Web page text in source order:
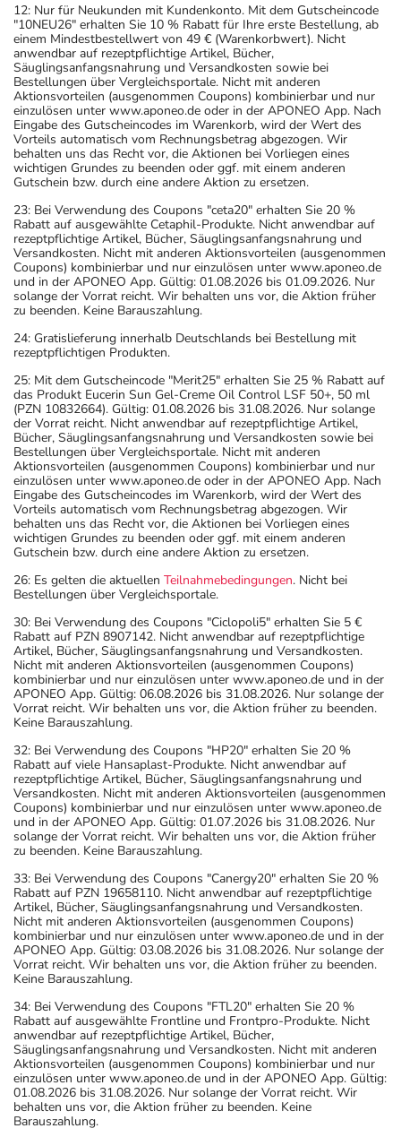
12: Nur für Neukunden mit Kundenkonto. Mit dem Gutscheincode
"10NEU26" erhalten Sie 10 % Rabatt für Ihre erste Bestellung, ab
einem Mindestbestellwert von 49 € (Warenkorbwert). Nicht
anwendbar auf rezeptpflichtige Artikel, Bücher,
Säuglingsanfangsnahrung und Versandkosten sowie bei
Bestellungen über Vergleichsportale. Nicht mit anderen
Aktionsvorteilen (ausgenommen Coupons) kombinierbar und nur
einzulösen unter www.aponeo.de oder in der APONEO App. Nach
Eingabe des Gutscheincodes im Warenkorb, wird der Wert des
Vorteils automatisch vom Rechnungsbetrag abgezogen. Wir
behalten uns das Recht vor, die Aktionen bei Vorliegen eines
wichtigen Grundes zu beenden oder ggf. mit einem anderen
Gutschein bzw. durch eine andere Aktion zu ersetzen.
23: Bei Verwendung des Coupons "ceta20" erhalten Sie 20 %
Rabatt auf ausgewählte Cetaphil-Produkte. Nicht anwendbar auf
rezeptpflichtige Artikel, Bücher, Säuglingsanfangsnahrung und
Versandkosten. Nicht mit anderen Aktionsvorteilen (ausgenommen
Coupons) kombinierbar und nur einzulösen unter www.aponeo.de
und in der APONEO App. Gültig: 01.08.2026 bis 01.09.2026. Nur
solange der Vorrat reicht. Wir behalten uns vor, die Aktion früher
zu beenden. Keine Barauszahlung.
24: Gratislieferung innerhalb Deutschlands bei Bestellung mit
rezeptpflichtigen Produkten.
25: Mit dem Gutscheincode "Merit25" erhalten Sie 25 % Rabatt auf
das Produkt Eucerin Sun Gel-Creme Oil Control LSF 50+, 50 ml
(PZN 10832664). Gültig: 01.08.2026 bis 31.08.2026. Nur solange
der Vorrat reicht. Nicht anwendbar auf rezeptpflichtige Artikel,
Bücher, Säuglingsanfangsnahrung und Versandkosten sowie bei
Bestellungen über Vergleichsportale. Nicht mit anderen
Aktionsvorteilen (ausgenommen Coupons) kombinierbar und nur
einzulösen unter www.aponeo.de oder in der APONEO App. Nach
Eingabe des Gutscheincodes im Warenkorb, wird der Wert des
Vorteils automatisch vom Rechnungsbetrag abgezogen. Wir
behalten uns das Recht vor, die Aktionen bei Vorliegen eines
wichtigen Grundes zu beenden oder ggf. mit einem anderen
Gutschein bzw. durch eine andere Aktion zu ersetzen.
26: Es gelten die aktuellen Teilnahmebedingungen. Nicht bei
Bestellungen über Vergleichsportale.
30: Bei Verwendung des Coupons "Ciclopoli5" erhalten Sie 5 €
Rabatt auf PZN 8907142. Nicht anwendbar auf rezeptpflichtige
Artikel, Bücher, Säuglingsanfangsnahrung und Versandkosten.
Nicht mit anderen Aktionsvorteilen (ausgenommen Coupons)
kombinierbar und nur einzulösen unter www.aponeo.de und in der
APONEO App. Gültig: 06.08.2026 bis 31.08.2026. Nur solange der
Vorrat reicht. Wir behalten uns vor, die Aktion früher zu beenden.
Keine Barauszahlung.
32: Bei Verwendung des Coupons "HP20" erhalten Sie 20 %
Rabatt auf viele Hansaplast-Produkte. Nicht anwendbar auf
rezeptpflichtige Artikel, Bücher, Säuglingsanfangsnahrung und
Versandkosten. Nicht mit anderen Aktionsvorteilen (ausgenommen
Coupons) kombinierbar und nur einzulösen unter www.aponeo.de
und in der APONEO App. Gültig: 01.07.2026 bis 31.08.2026. Nur
solange der Vorrat reicht. Wir behalten uns vor, die Aktion früher
zu beenden. Keine Barauszahlung.
33: Bei Verwendung des Coupons "Canergy20" erhalten Sie 20 %
Rabatt auf PZN 19658110. Nicht anwendbar auf rezeptpflichtige
Artikel, Bücher, Säuglingsanfangsnahrung und Versandkosten.
Nicht mit anderen Aktionsvorteilen (ausgenommen Coupons)
kombinierbar und nur einzulösen unter www.aponeo.de und in der
APONEO App. Gültig: 03.08.2026 bis 31.08.2026. Nur solange der
Vorrat reicht. Wir behalten uns vor, die Aktion früher zu beenden.
Keine Barauszahlung.
34: Bei Verwendung des Coupons "FTL20" erhalten Sie 20 %
Rabatt auf ausgewählte Frontline und Frontpro-Produkte. Nicht
anwendbar auf rezeptpflichtige Artikel, Bücher,
Säuglingsanfangsnahrung und Versandkosten. Nicht mit anderen
Aktionsvorteilen (ausgenommen Coupons) kombinierbar und nur
einzulösen unter www.aponeo.de und in der APONEO App. Gültig:
01.08.2026 bis 31.08.2026. Nur solange der Vorrat reicht. Wir
behalten uns vor, die Aktion früher zu beenden. Keine
Barauszahlung.